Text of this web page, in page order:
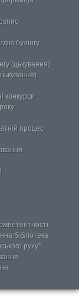
булінгу
(цькування)
конкурси
процес
бібліотека
руху”